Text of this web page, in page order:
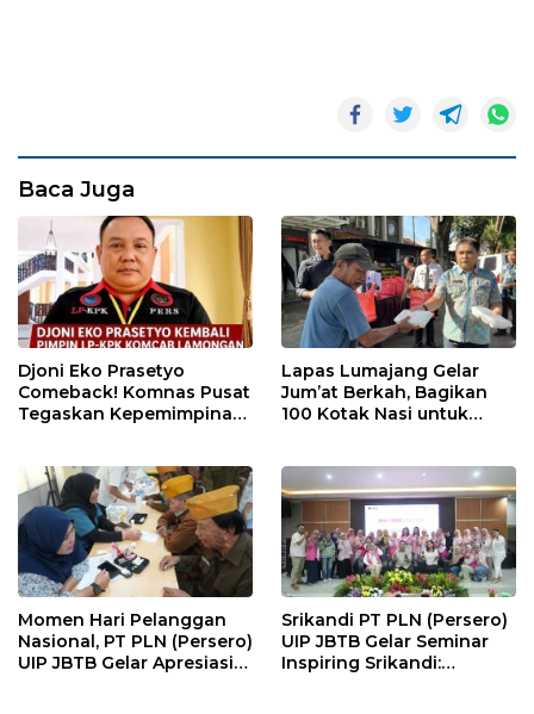
Baca Juga
Djoni Eko Prasetyo
Comeback! Komnas Pusat
Tegaskan Kepemimpinan
Lapas Lumajang Gelar
Jum’at Berkah, Bagikan
100 Kotak Nasi untuk
Momen Hari Pelanggan
Nasional, PT PLN (Persero)
UIP JBTB Gelar Apresiasi
Srikandi PT PLN (Persero)
UIP JBTB Gelar Seminar
Inspiring Srikandi: